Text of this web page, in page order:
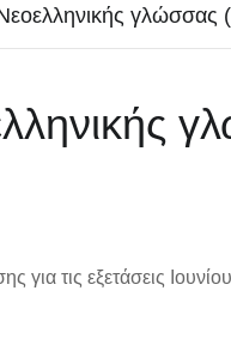
Νεοελληνικής γλώσσας
για τις εξετάσεις